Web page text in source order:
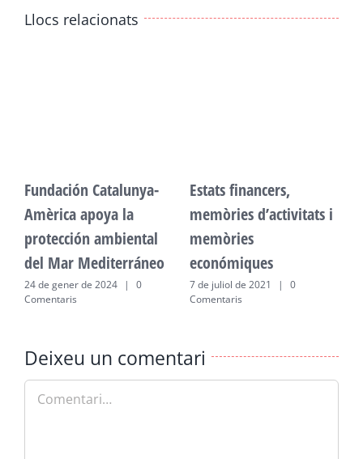
Llocs relacionats
Fundación Catalunya-
Amèrica apoya la
protección ambiental
del Mar Mediterráneo
24 de gener de 2024 |
0
Comentaris
Estats financers,
memòries d’activitats i
memòries
económiques
7 de juliol de 2021 |
0
Comentaris
Deixeu un comentari